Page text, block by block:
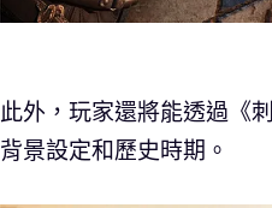
此外，玩家還將能透過《
背景設定和歷史時期。